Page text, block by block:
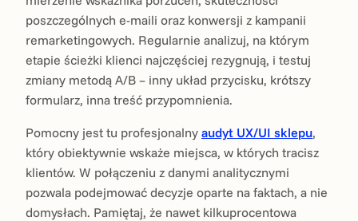
poszczególnych e-maili oraz konwersji z kampanii
remarketingowych. Regularnie analizuj, na którym
etapie ścieżki klienci najczęściej rezygnują, i testuj
zmiany metodą A/B – inny układ przycisku, krótszy
formularz, inna treść przypomnienia.
Pomocny jest tu profesjonalny audyt UX/UI sklepu,
który obiektywnie wskaże miejsca, w których tracisz
klientów. W połączeniu z danymi analitycznymi
pozwala podejmować decyzje oparte na faktach, a nie
domysłach. Pamiętaj, że nawet kilkuprocentowa